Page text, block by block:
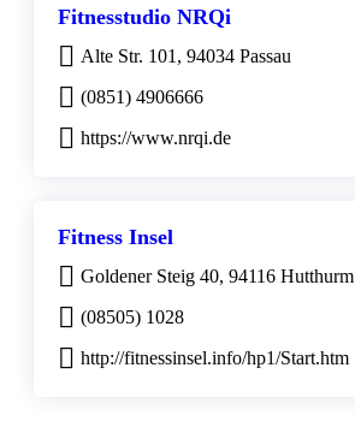
Fitnesstudio NRQi
Alte Str. 101, 94034 Passau
(0851) 4906666
https://www.nrqi.de
Fitness Insel
Goldener Steig 40, 94116 Hutthurm
(08505) 1028
http://fitnessinsel.info/hp1/Start.htm